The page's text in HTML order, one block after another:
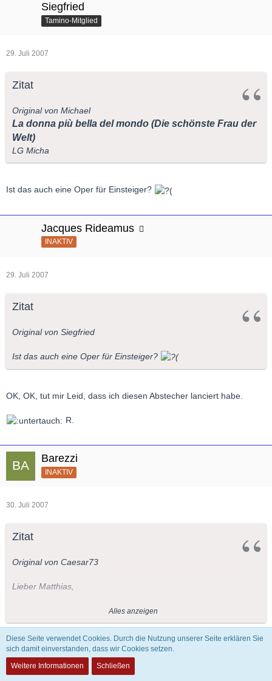
Siegfried
Tamino-Mitglied
29. Juli 2007
Zitat
Original von Michael
La donna più bella del mondo (Die schönste Frau der
Welt)
LG Micha
Ist das auch eine Oper für Einsteiger?
Jacques Rideamus
INAKTIV
29. Juli 2007
Zitat
Original von Siegfried
Ist das auch eine Oper für Einsteiger?
OK, OK, tut mir Leid, dass ich diesen Abstecher lanciert habe.
R.
Barezzi
INAKTIV
30. Juli 2007
Zitat
Original von Caesar73
Lieber Matthias,
wir haben über die Frage ja schon mal an anderer Stelle
disputiert- wenn ich mich nicht irre
Aber haben Coreneille und Racine nicht ähnlich akribisch an
ihren Werken gearbeitet? Man mag Strauss mögen oder nicht,
aber die Libretti die Hofmansthal ihm geliefert hat- sind von
Alles anzeigen
Werter Kollege,
wenn Du wüsstest, was der im kommenden Schuljahr auch
Diese Seite verwendet Cookies. Durch die Nutzung unserer Seite erklären Sie
sich damit einverstanden, dass wir Cookies setzen.
Weitere Informationen
Schließen